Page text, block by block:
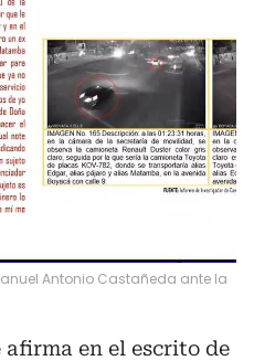
Antonio Castañeda ante la
en el escrito de